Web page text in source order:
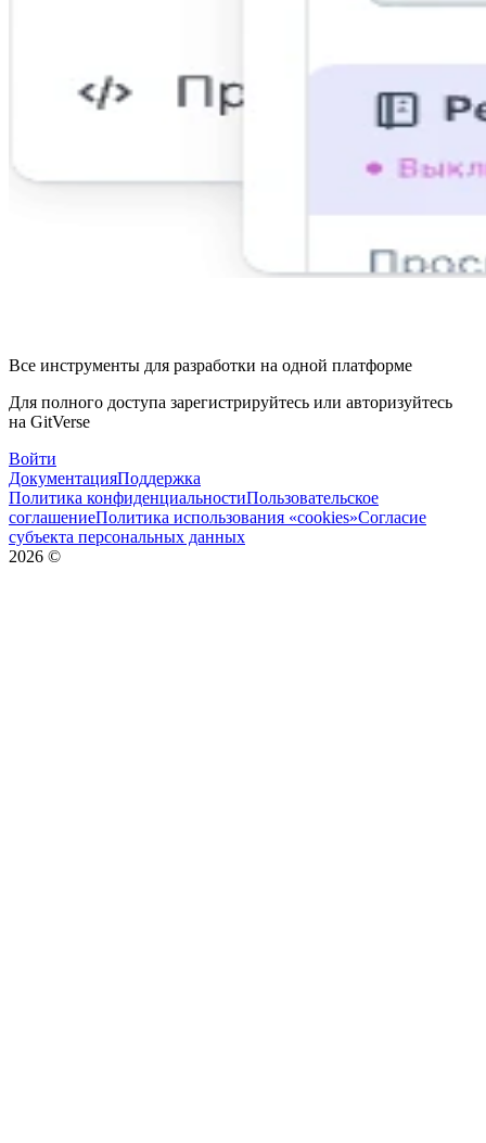
Все инструменты для разработки на одной платформе
Для полного доступа зарегистрируйтесь или авторизуйтесь
на GitVerse
Войти
ДокументацияПоддержка
Политика конфиденциальностиПользовательское
соглашениеПолитика использования «cookies»Согласие
субъекта персональных данных
2026 ©